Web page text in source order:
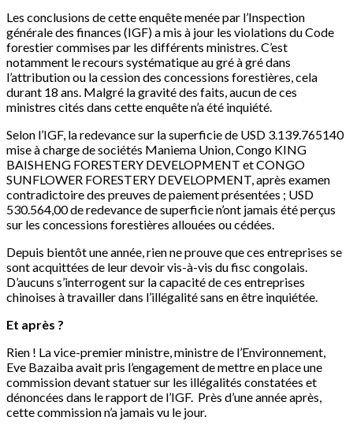
Les conclusions de cette enquête menée par l’Inspection
générale des finances (IGF) a mis à jour les violations du Code
forestier commises par les différents ministres. C’est
notamment le recours systématique au gré à gré dans
l’attribution ou la cession des concessions forestières, cela
durant 18 ans. Malgré la gravité des faits, aucun de ces
ministres cités dans cette enquête n’a été inquiété.
Selon l’IGF, la redevance sur la superficie de USD 3.139.765140
mise à charge de sociétés Maniema Union, Congo KING
BAISHENG FORESTERY DEVELOPMENT et CONGO
SUNFLOWER FORESTERY DEVELOPMENT, après examen
contradictoire des preuves de paiement présentées ; USD
530.564,00 de redevance de superficie n’ont jamais été perçus
sur les concessions forestières allouées ou cédées.
Depuis bientôt une année, rien ne prouve que ces entreprises se
sont acquittées de leur devoir vis-à-vis du fisc congolais.
D’aucuns s’interrogent sur la capacité de ces entreprises
chinoises à travailler dans l’illégalité sans en être inquiétée.
Et après ?
Rien ! La vice-premier ministre, ministre de l’Environnement,
Eve Bazaiba avait pris l’engagement de mettre en place une
commission devant statuer sur les illégalités constatées et
dénoncées dans le rapport de l’IGF. Près d’une année après,
cette commission n’a jamais vu le jour.